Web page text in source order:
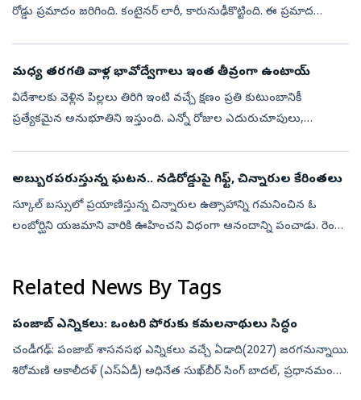
రోడ్డు ప్రమాదం జరిగింది. కంటైనర్ లారీ, కారునుఢీకొట్టింది. ఈ ప్రమాద
మధ్య తరగతి వాళ్ల భావోద్వేగాలు ఇంత తీవ్రంగా ఉంటాయ్‌
విదేశాలకు వెళ్లిన పిల్లలు తిరిగి ఇంటి వచ్చే క్షణం ప్రతి కుటుంబానికీ
ప్రత్యేకమైన అనుభూతిని ఇస్తుంది. ఎన్నో రోజుల ఎదురుచూపులు,
అబ్బురపరుస్తున్న ఘటన.. నడిరోడ్డుపై గిఫ్ట్‌, చిన్నారుల కేరింతలు
స్కూల్ బస్సులో ప్రయాణిస్తున్న చిన్నారుల ఉత్సాహాన్ని గమనించిన ఓ
లంబోర్ఘిని యజమాని వారికి ఊహించని విధంగా ఆనందాన్ని పంచాడు. రెండు
Related News By Tags
పంజాబ్‌ ఎన్నికలు: ఒంటరి పోరుకు కమలనాథులు సిద్ధం
చండీగఢ్: పంజాబ్ శాసనసభ ఎన్నికలు వచ్చే ఏడాది(2027) జరగనున్నాయి.
శిరోమణి అకాలీదళ్ (ఎస్‌ఏడీ) అధినేత సుఖ్‌బీర్ సింగ్ బాదల్, ప్రధానమంత్రి